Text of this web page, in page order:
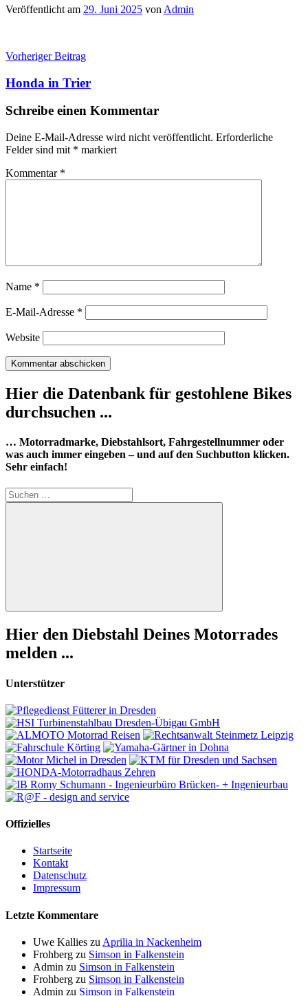
Veröffentlicht am 29. Juni 2025 von Admin
Beitragsnavigation
Vorheriger Beitrag
Honda in Trier
Schreibe einen Kommentar
Deine E-Mail-Adresse wird nicht veröffentlicht. Erforderliche
Felder sind mit * markiert
Kommentar *
Name *
E-Mail-Adresse *
Website
Hier die Datenbank für gestohlene Bikes
durchsuchen ...
… Motorradmarke, Diebstahlsort, Fahrgestellnummer oder
was auch immer eingeben – und auf den Suchbutton klicken.
Sehr einfach!
Suchen
nach:
Suchen
Hier den Diebstahl Deines Motorrades
melden ...
Unterstützer
Offizielles
Startseite
Kontakt
Datenschutz
Impressum
Letzte Kommentare
Uwe Kallies zu Aprilia in Nackenheim
Frohberg zu Simson in Falkenstein
Admin zu Simson in Falkenstein
Frohberg zu Simson in Falkenstein
Admin zu Simson in Falkenstein